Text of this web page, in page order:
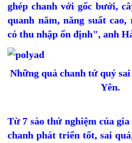
ghép chanh với gốc bưởi,
quanh năm, năng suất
có thu nhập ổn định", anh
Những quả chanh tứ quý
Yên.
Từ 7 sào thử nghiệm của
chanh phát triển tốt, sai